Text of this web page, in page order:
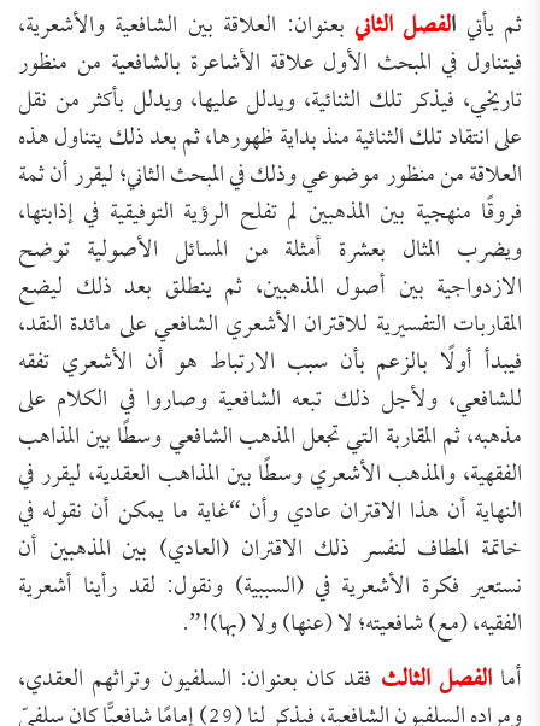
ثم يأتي الفصل الثاني بعنوان: العلاقة بين الشافعية والأشعرية،
فيتناول في المبحث الأول علاقة الأشاعرة بالشافعية من منظور
تاريخي، فيذكر تلك الثنائية، ويدلل عليها، ويدلل بأكثر من نقل
على انتقاد تلك الثنائية منذ بداية ظهورها، ثم بعد ذلك يتناول هذه
العلاقة من منظور موضوعي وذلك في المبحث الثاني؛ ليقرر أن ثمة
فروقًا منهجية بين المذهبين لم تفلح الرؤية التوفيقية في إذابتها،
ويضرب المثال بعشرة أمثلة من المسائل الأصولية توضح
الازدواجية بين أصول المذهبين، ثم ينطلق بعد ذلك ليضع
المقاربات التفسيرية للاقتران الأشعري الشافعي على مائدة النقد،
فيبدأ أولًا بالزعم بأن سبب الارتباط هو أن الأشعري تفقه
للشافعي، ولأجل ذلك تبعه الشافعية وصاروا في الكلام على
مذهبه، ثم المقاربة التي تجعل المذهب الشافعي وسطًا بين المذاهب
الفقهية، والمذهب الأشعري وسطًا بين المذاهب العقدية، ليقرر في
النهاية أن هذا الاقتران عادي وأن “غاية ما يمكن أن نقوله في
خاتمة المطاف لنفسر ذلك الاقتران (العادي) بين المذهبين أن
نستعير فكرة الأشعرية في (السببية) ونقول: لقد رأينا أشعرية
الفقيه، (مع) شافعيته؛ لا (عنها) ولا (بها)!”.
أماالفصل الثالث فقد كان بعنوان: السلفيون وتراثهم العقدي،